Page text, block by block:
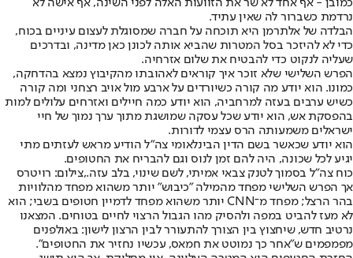
כמובן - אף אחד לא שר את הזוועות האלה לפני השינה, אף אישה לא
נרדמת כשברור לה שאין עתיד.
הבלדה של אלתרמן היא תוכחה על חברה שמסוגלת לעצום עיניים בכוח,
כדי לא להיזכר בסל המטרות שהביא אותה לכונן כאן מדינה, ובדרכים
שעליה לנקוט כדי להבטיח את שלום אזרחיה.
הפרש השלישי שלא זוכר איך קוראים לאהובתו מהקיבוץ נמצא בהדחקה,
כמונו. הוא יודע מה קורה כשיורדים על ארבע מול אויב רצחני ומה קורה
כשיש ערבים בעזה למרחביה, הוא יודע כמה חיילים ואזרחים עלולים למות
בהפסקת אש, הוא יודע שכל עסקה שמושגת מתוך ערך נמוך של חיי
ישראלים משמעותה הרס עצמי לדורות.
הוא יודע שכאשר בשם הדין הבינלאומי צה"ל הודיע מראש לעזתים מתי
יגיע לכל שכונה, היה להם זמן לנוס וגם להבריח את החטופים.
כוח צה"ל בסמוך לטנק צבאי אמיתי, לשם שינוי, בלב עזה.,צילום: רויטרס
אך הפרש השלישי מפחד מהמילה "כיבוש" יותר משהוא מפחד מהלוויות
בהר הרצל; מפחד מ־CNN יותר משהוא מפחד לדמיין חטופים בשבי; הוא
לא מעז להביט במפה ולהסיק מהו הגבול הרצוי לחיים בטוחים. המצאנו
נרטיב חדש, שיחצוץ בין הצורך להתעורר לבין הרצון לישון: באולפנים
מפמפמים ש"אחר כך נמוטט את חמאס, עכשיו נחזיר את החטופים".